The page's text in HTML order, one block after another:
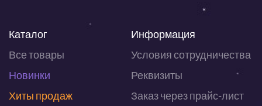
Каталог
Все товары
Новинки
Хиты продаж
Информация
Условия сотрудничества
Реквизиты
Заказ через прайс-лист